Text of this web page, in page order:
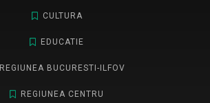
CULTURA
EDUCATIE
REGIUNEA BUCURESTI-ILFOV
REGIUNEA CENTRU